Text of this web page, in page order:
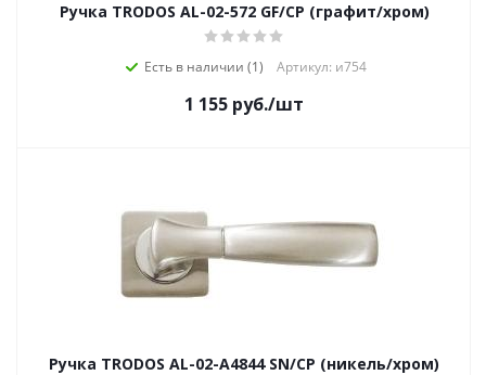
Ручка TRODOS AL-02-572 GF/CP (графит/хром)
Есть в наличии (1) Артикул: и754
1 155 руб./шт
Ручка TRODOS AL-02-A4844 SN/CP (никель/хром)